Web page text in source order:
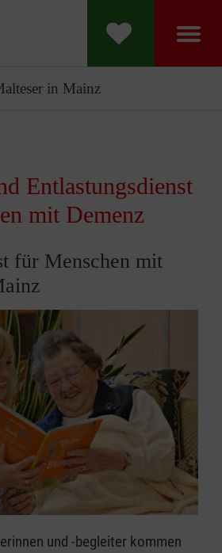
in Mainz
Entlastungsdienst
mit Demenz
für Menschen mit
und -begleiter kommen